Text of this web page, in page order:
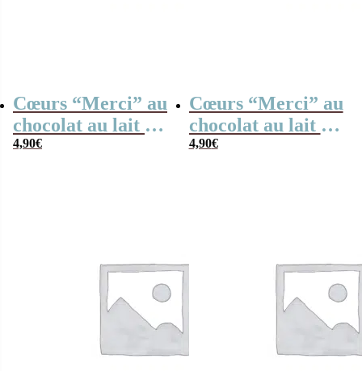
Cœurs “Merci” au
chocolat au lait x4
– Collection arc-
4,90€
Cœurs “Merci” au
chocolat au lait et
chocolat noir
4,90€